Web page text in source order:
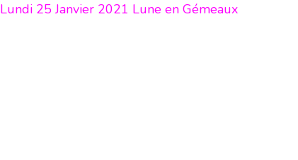
Lundi 25 Janvier 2021 Lune en Gémeaux